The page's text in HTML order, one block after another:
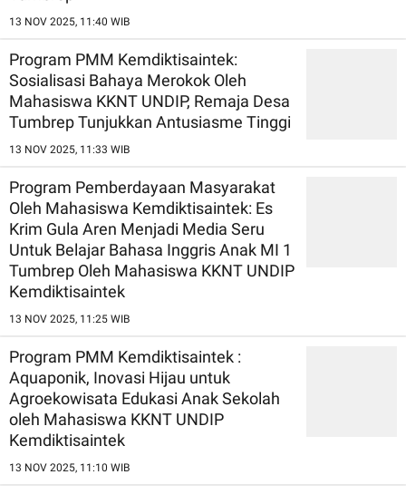
13 NOV 2025, 11:40 WIB
Program PMM Kemdiktisaintek:
Sosialisasi Bahaya Merokok Oleh
Mahasiswa KKNT UNDIP, Remaja Desa
Tumbrep Tunjukkan Antusiasme Tinggi
13 NOV 2025, 11:33 WIB
Program Pemberdayaan Masyarakat
Oleh Mahasiswa Kemdiktisaintek: Es
Krim Gula Aren Menjadi Media Seru
Untuk Belajar Bahasa Inggris Anak MI 1
Tumbrep Oleh Mahasiswa KKNT UNDIP
Kemdiktisaintek
13 NOV 2025, 11:25 WIB
Program PMM Kemdiktisaintek :
Aquaponik, Inovasi Hijau untuk
Agroekowisata Edukasi Anak Sekolah
oleh Mahasiswa KKNT UNDIP
Kemdiktisaintek
13 NOV 2025, 11:10 WIB